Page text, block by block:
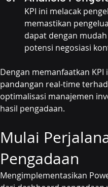
KPI ini melacak
memastikan
dapat dengan
potensi negosiasi
Dengan memanfaatkan
pandangan real-time
optimalisasi manajemen
hasil pengadaan.
Mulai
Pengadaan
Mengimplementasikan